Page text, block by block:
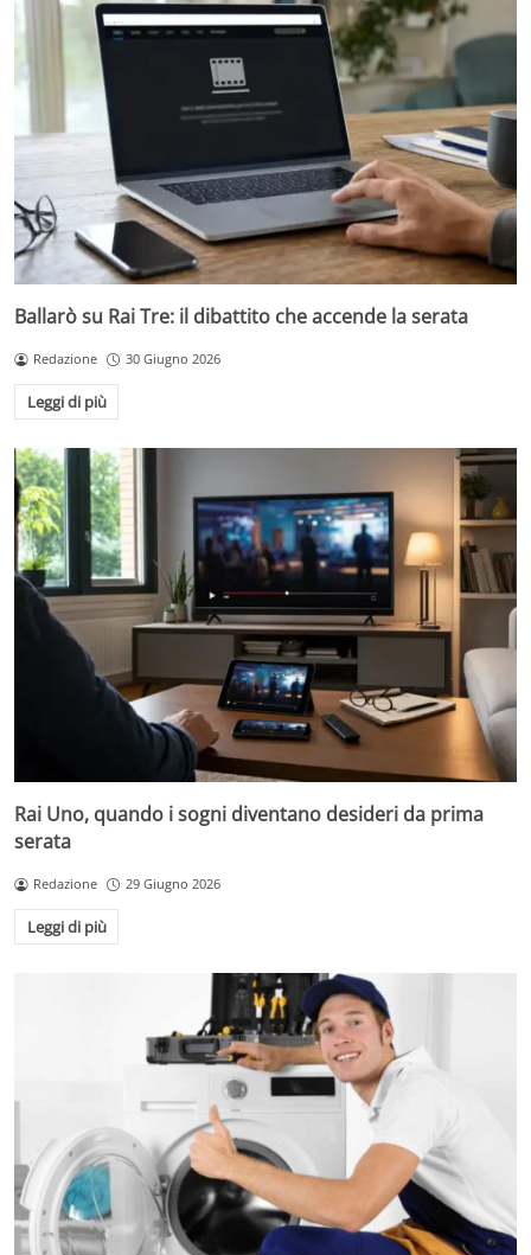
Ballarò su Rai Tre: il dibattito che accende la serata
Redazione 30 Giugno 2026
Leggi di più
Rai Uno, quando i sogni diventano desideri da prima
serata
Redazione 29 Giugno 2026
Leggi di più